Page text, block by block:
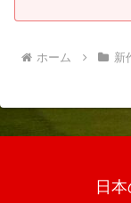
ホーム 新
日